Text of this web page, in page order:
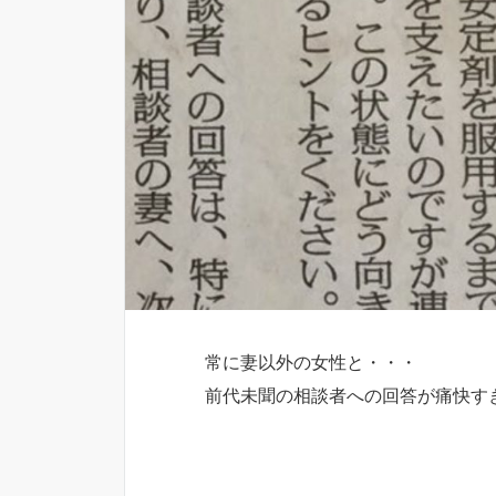
常に妻以外の女性と・・・
前代未聞の相談者への回答が痛快